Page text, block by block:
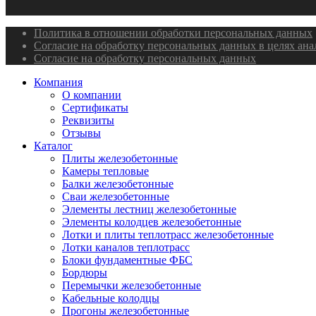
Политика в отношении обработки персональных данных
Согласие на обработку персональных данных в целях
Согласие на обработку персональных данных
Компания
О компании
Сертификаты
Реквизиты
Отзывы
Каталог
Плиты железобетонные
Камеры тепловые
Балки железобетонные
Сваи железобетонные
Элементы лестниц железобетонные
Элементы колодцев железобетонные
Лотки и плиты теплотрасс железобетонные
Лотки каналов теплотрасс
Блоки фундаментные ФБС
Бордюры
Перемычки железобетонные
Кабельные колодцы
Прогоны железобетонные